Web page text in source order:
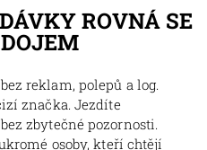
ROVNÁ SE
reklam, polepů a log.
značka. Jezdíte
zbytečné pozornosti.
osoby, kteří chtějí